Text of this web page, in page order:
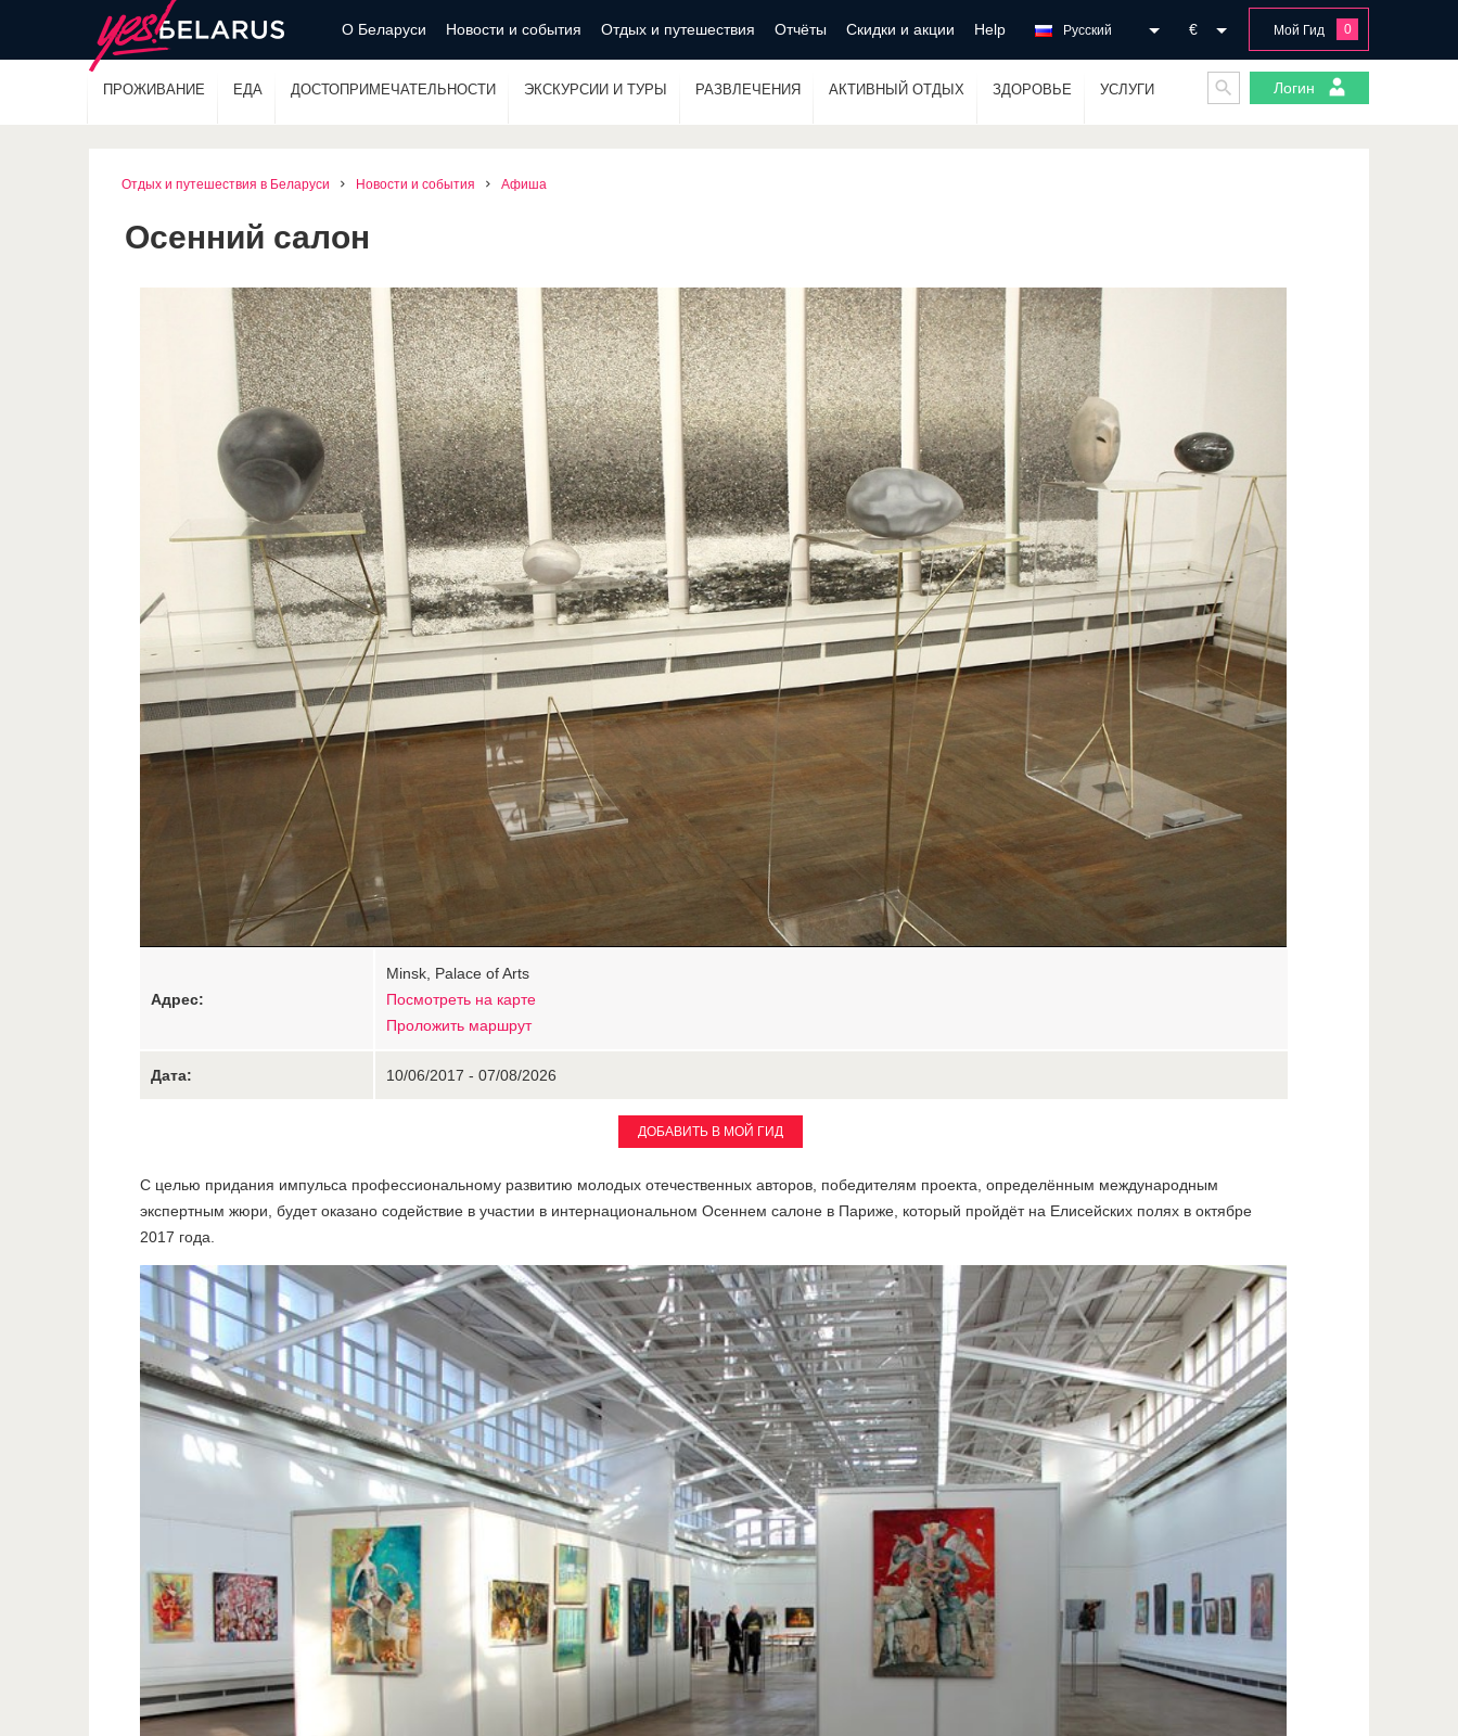
О Беларуси Новости и события Отдых и путешествия Отчёты Скидки и акции Help Мой Гид 0
€
Русский
ПРОЖИВАНИЕ ЕДА ДОСТОПРИМЕЧАТЕЛЬНОСТИ ЭКСКУРСИИ И ТУРЫ РАЗВЛЕЧЕНИЯ АКТИВНЫЙ ОТДЫХ ЗДОРОВЬЕ УСЛУГИ Логин
Отдых и путешествия в Беларуси Новости и события Афиша
Осенний салон
Адрес:
Minsk, Palace of Arts
Посмотреть на карте
Проложить маршрут
Дата: 10/06/2017 - 07/08/2026
ДОБАВИТЬ В МОЙ ГИД
С целью придания импульса профессиональному развитию молодых отечественных авторов, победителям проекта, определённым международным
экспертным жюри, будет оказано содействие в участии в интернациональном Осеннем салоне в Париже, который пройдёт на Елисейских полях в октябре
2017 года.